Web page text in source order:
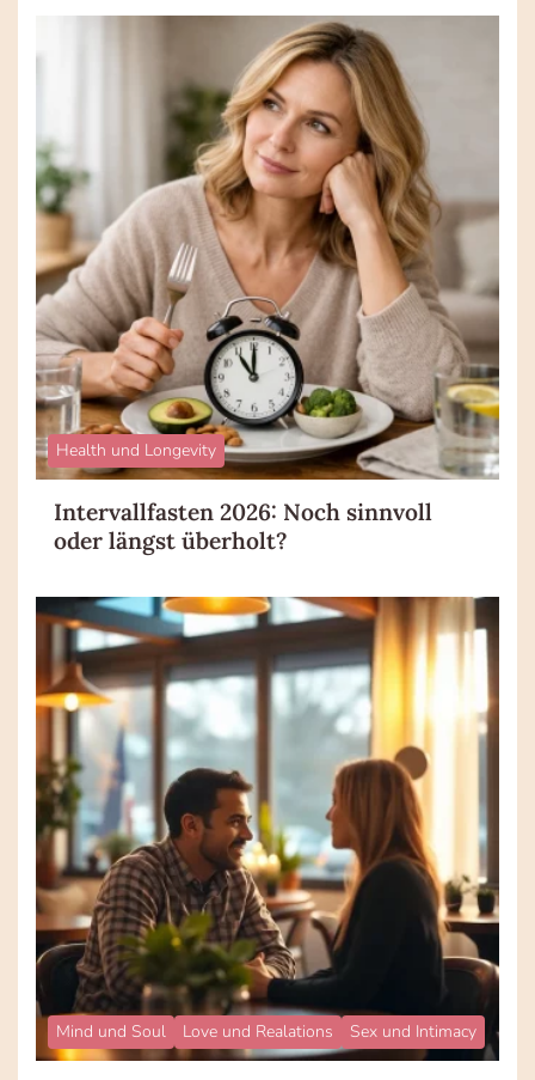
Health und Longevity
Intervallfasten 2026: Noch sinnvoll
oder längst überholt?
Mind und Soul Love und Realations Sex und Intimacy